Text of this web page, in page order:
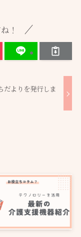
！
だよりを発行しま